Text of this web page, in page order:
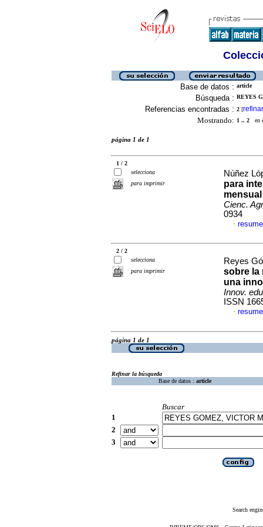
Base de datos : article
Búsqueda : REYES
Referencias encontradas : 2 [refinar
Mostrando: 1 .. 2 en
página 1 de 1
1 / 2
selecciona
para imprimir
Núñez
para
Cienc.
0934
·
2 / 2
selecciona
para imprimir
Reyes
sobre la
una
Innov.
ISSN
·
página 1 de 1
Refinar la búsqueda
Base de datos : article
Buscar
1
2
3
Search